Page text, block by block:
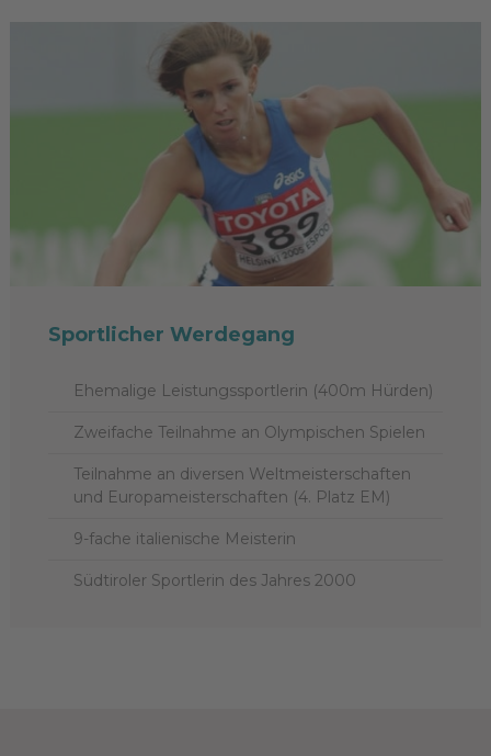
Sportlicher Werdegang
Ehemalige Leistungssportlerin (400m Hürden)
Zweifache Teilnahme an Olympischen Spielen
Teilnahme an diversen Weltmeisterschaften
und Europameisterschaften (4. Platz EM)
9-fache italienische Meisterin
Südtiroler Sportlerin des Jahres 2000